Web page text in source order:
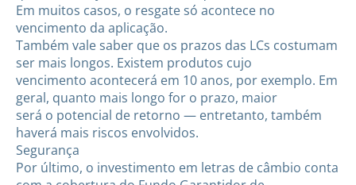
Em muitos casos, o resgate só acontece no
vencimento da aplicação.
Também vale saber que os prazos das LCs costumam
ser mais longos. Existem produtos cujo
vencimento acontecerá em 10 anos, por exemplo. Em
geral, quanto mais longo for o prazo, maior
será o potencial de retorno — entretanto, também
haverá mais riscos envolvidos.
Segurança
Por último, o investimento em letras de câmbio conta